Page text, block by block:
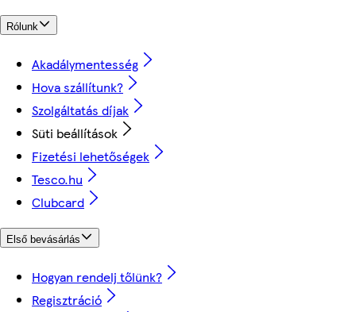
Rólunk
Akadálymentesség
Hova szállítunk?
Szolgáltatás díjak
Süti beállítások
Fizetési lehetőségek
Tesco.hu
Clubcard
Első bevásárlás
Hogyan rendelj tőlünk?
Regisztráció